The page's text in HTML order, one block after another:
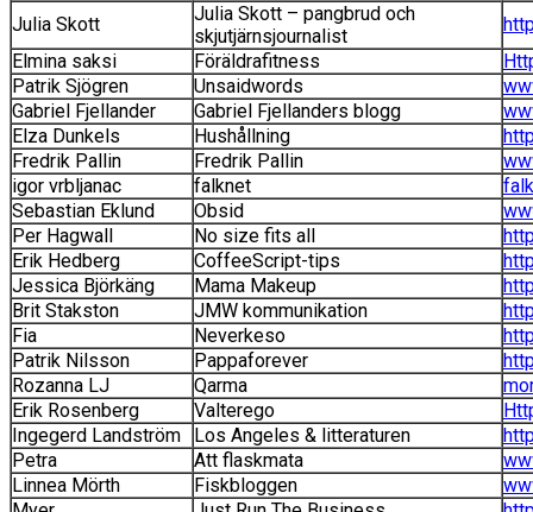
Julia Skott
Julia Skott – pangbrud och
skjutjärnsjournalist
Elmina saksi
Föräldrafitness
Patrik Sjögren
Unsaidwords
Gabriel Fjellander
Gabriel Fjellanders blogg
Elza Dunkels
Hushållning
Fredrik Pallin
Fredrik Pallin
igor vrbljanac
falknet
Sebastian Eklund
Obsid
Per Hagwall
No size fits all
Erik Hedberg
CoffeeScript-tips
Jessica Björkäng
Mama Makeup
Brit Stakston
JMW kommunikation
Fia
Neverkeso
Patrik Nilsson
Pappaforever
Rozanna LJ
Qarma
Erik Rosenberg
Valterego
Ingegerd Landström
Los Angeles & litteraturen
Petra
Att flaskmata
Linnea Mörth
Fiskbloggen